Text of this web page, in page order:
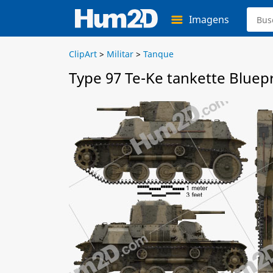
Imagens
ClipArt > Militar > Tanque
Type 97 Te-Ke tankette